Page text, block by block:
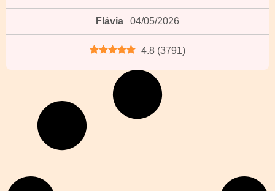
Flávia 04/05/2026
4.8 (3791)